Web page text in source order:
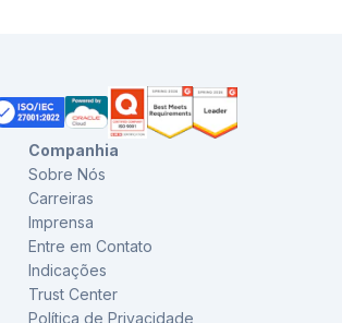
Companhia
Sobre Nós
Carreiras
Imprensa
Entre em Contato
Indicações
Trust Center
Política de Privacidade